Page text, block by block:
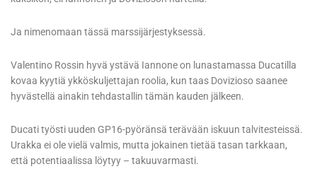
Ja nimenomaan tässä marssijärjestyksessä.
Valentino Rossin hyvä ystävä Iannone on lunastamassa Ducatilla
kovaa kyytiä ykköskuljettajan roolia, kun taas Dovizioso saanee
hyvästellä ainakin tehdastallin tämän kauden jälkeen.
Ducati työsti uuden GP16-pyöränsä terävään iskuun talvitesteissä.
Urakka ei ole vielä valmis, mutta jokainen tietää tasan tarkkaan,
että potentiaalissa löytyy – takuuvarmasti.